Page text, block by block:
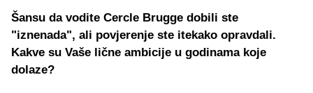
Šansu da vodite Cercle Brugge dobili ste
"iznenada", ali povjerenje ste itekako opravdali.
Kakve su Vaše lične ambicije u godinama koje
dolaze?